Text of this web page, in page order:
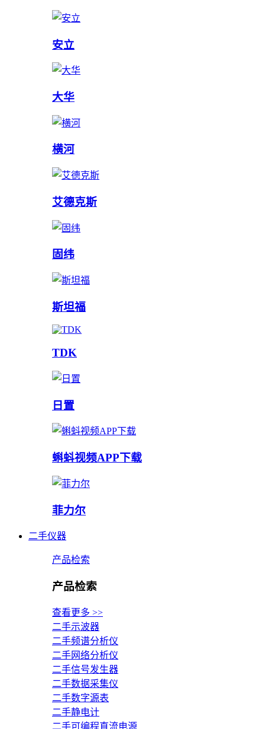
安立
大华
横河
艾德克斯
固纬
斯坦福
TDK
日置
蝌蚪视频APP下载
菲力尔
二手仪器
产品检索
产品检索
查看更多 >>
二手示波器
二手频谱分析仪
二手网络分析仪
二手信号发生器
二手数据采集仪
二手数字源表
二手静电计
二手可编程直流电源